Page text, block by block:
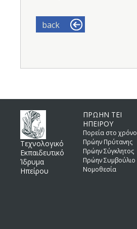
back
Τεχνολογικό
Εκπαιδευτικό
Ίδρυμα
Ηπείρου
ΠΡΩΗΝ ΤΕΙ
ΗΠΕΙΡΟΥ
Πορεία στο χρόνο
Πρώην Πρύτανης
Πρώην Σύγκλητος
Πρώην Συμβούλιο
Νομοθεσία